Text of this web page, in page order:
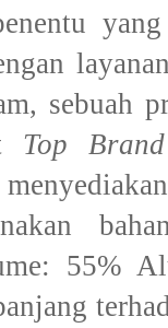
sebuah
Top Brand
55%